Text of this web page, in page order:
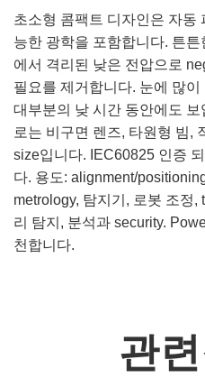
초소형 콤팩트 디자인은 자동
능한 광학을 포함합니다. 튼
에서 격리된 낮은 전압으로
필요를 제거합니다. 눈에 많
대부분의 낮 시간 동안에도
로는 비구면 렌즈, 타원형 빔,
size입니다. IEC60825 인증
다. 용도: alignment/
metrology, 탐지기, 로봇 조정,
리 탐지, 분석과 security.
천합니다.
관